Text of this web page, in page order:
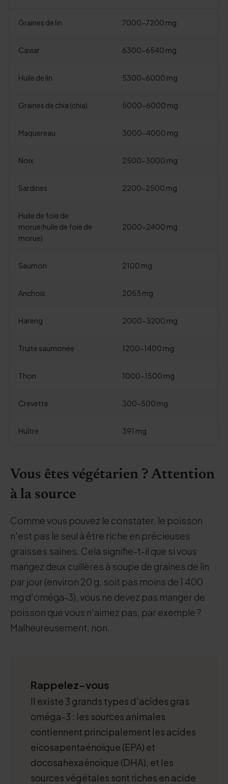
Graines de lin 7000-7200 mg
Caviar 6300-6540 mg
Huile de lin 5300-6000 mg
Graines de chia (chia) 5000-6000 mg
Maquereau 3000-4000 mg
Noix 2500-3000 mg
Sardines 2200-2500 mg
Huile de foie de
morue(huile de foie de
morue)
2000-2400 mg
Saumon 2100 mg
Anchois 2053 mg
Hareng 2000-3200 mg
Truite saumonée 1200-1400 mg
Thon 1000-1500 mg
Crevette 300-500 mg
Huître 391 mg
Vous êtes végétarien ? Attention
à la source
Comme vous pouvez le constater, le poisson
n'est pas le seul à être riche en précieuses
graisses saines. Cela signifie-t-il que si vous
mangez deux cuillères à soupe de graines de lin
par jour (environ 20 g, soit pas moins de 1 400
mg d'oméga-3), vous ne devez pas manger de
poisson que vous n'aimez pas, par exemple ?
Malheureusement, non.
Rappelez-vous
Il existe 3 grands types d'acides gras
oméga-3 : les sources animales
contiennent principalement les acides
eicosapentaénoïque (EPA) et
docosahexaénoïque (DHA), et les
sources végétales sont riches en acide